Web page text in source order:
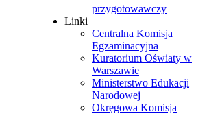
przygotowawczy
Linki
Centralna Komisja
Egzaminacyjna
Kuratorium Oświaty w
Warszawie
Ministerstwo Edukacji
Narodowej
Okręgowa Komisja